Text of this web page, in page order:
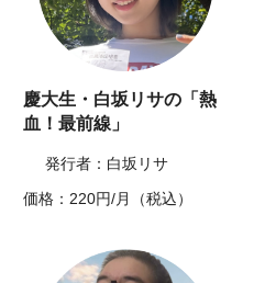
慶大生・白坂リサの「熱
血！最前線」
発行者：白坂リサ
価格：220円/月（税込）